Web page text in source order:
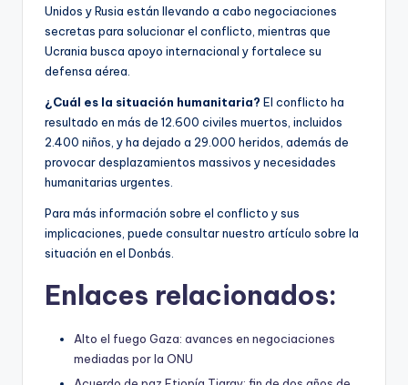
Unidos y Rusia están llevando a cabo negociaciones
secretas para solucionar el conflicto, mientras que
Ucrania busca apoyo internacional y fortalece su
defensa aérea.
¿Cuál es la situación humanitaria? El conflicto ha
resultado en más de 12.600 civiles muertos, incluidos
2.400 niños, y ha dejado a 29.000 heridos, además de
provocar desplazamientos massivos y necesidades
humanitarias urgentes.
Para más información sobre el conflicto y sus
implicaciones, puede consultar nuestro artículo sobre la
situación en el Donbás.
Enlaces relacionados:
Alto el fuego Gaza: avances en negociaciones
mediadas por la ONU